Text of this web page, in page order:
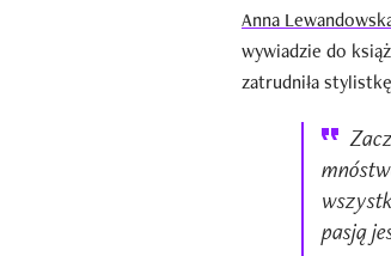
Anna
wywiadzie do
zatrudniła
pasją